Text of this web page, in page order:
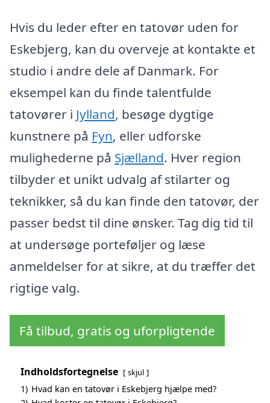
Hvis du leder efter en tatovør uden for
Eskebjerg, kan du overveje at kontakte et
studio i andre dele af Danmark. For
eksempel kan du finde talentfulde
tatovører i Jylland, besøge dygtige
kunstnere på Fyn, eller udforske
mulighederne på Sjælland. Hver region
tilbyder et unikt udvalg af stilarter og
teknikker, så du kan finde den tatovør, der
passer bedst til dine ønsker. Tag dig tid til
at undersøge porteføljer og læse
anmeldelser for at sikre, at du træffer det
rigtige valg.
Få tilbud, gratis og uforpligtende
Indholdsfortegnelse skjul
1) Hvad kan en tatovør i Eskebjerg hjælpe med?